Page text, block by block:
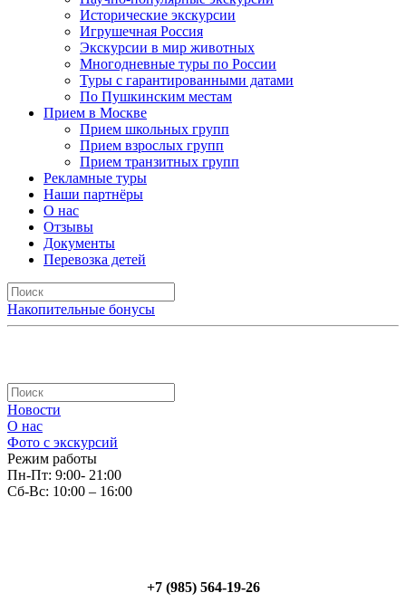
Исторические экскурсии
Игрушечная Россия
Экскурсии в мир животных
Многодневные туры по России
Туры с гарантированными датами
По Пушкинским местам
Прием в Москве
Прием школьных групп
Прием взрослых групп
Прием транзитных групп
Рекламные туры
Наши партнёры
О нас
Отзывы
Документы
Перевозка детей
Накопительные бонусы
Новости
О нас
Фото с экскурсий
Режим работы
Пн-Пт: 9:00- 21:00
Сб-Вс: 10:00 – 16:00
+7 (985) 564-19-26